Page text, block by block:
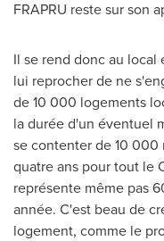
FRAPRU reste sur son
Il se rend donc au local
lui reprocher de ne
de 10 000 logements
la durée d'un éventuel
se contenter de 10
quatre ans pour tout le
représente même pas
année. C'est beau de
logement, comme le